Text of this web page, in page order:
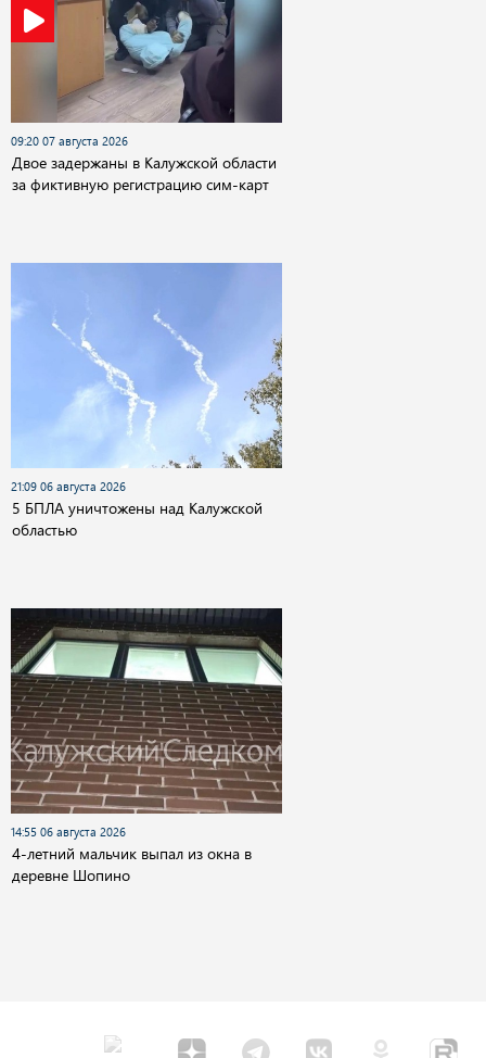
09:20 07 августа 2026
Двое задержаны в Калужской области
за фиктивную регистрацию сим-карт
21:09 06 августа 2026
5 БПЛА уничтожены над Калужской
областью
14:55 06 августа 2026
4-летний мальчик выпал из окна в
деревне Шопино